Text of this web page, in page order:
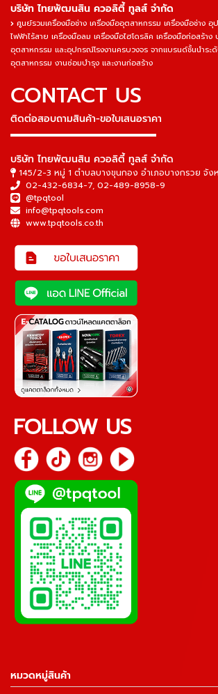
บริษัท ไทยพัฒนสิน ควอลิตี้ ทูลส์ จำกัด
ศูนย์รวมเครื่องมือช่าง เครื่องมืออุตสาหกรรม เครื่องมือช่าง
ไฟฟ้าไร้สาย เครื่องมือลม เครื่องมือไฮโดรลิค เครื่องมือก่อสร้าง
อุตสาหกรรม และอุปกรณ์โรงงานครบวงจร จากแบรนด์ชั้นนำระ
อุตสาหกรรม งานซ่อมบำรุง และงานก่อสร้าง
CONTACT US
ติดต่อสอบถามสินค้า-ขอใบเสนอราคา
▬▬▬▬▬▬▬▬▬▬▬▬▬▬▬
บริษัท ไทยพัฒนสิน ควอลิตี้ ทูลส์ จำกัด
145/2-3 หมู่ 1 ตำบลบางขุนกอง อำเภอบางกรวย จัง
02-432-6834-7, 02-489-8958-9
@tpqtool
info@tpqtools.com
www.tpqtools.co.th
FOLLOW US
หมวดหมู่สินค้า